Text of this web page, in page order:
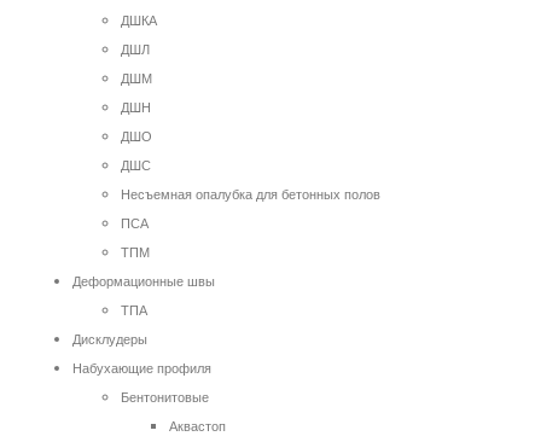
ДШКА
ДШЛ
ДШМ
ДШН
ДШО
ДШС
Несъемная опалубка для бетонных полов
ПСА
ТПМ
Деформационные швы
ТПА
Дисклудеры
Набухающие профиля
Бентонитовые
Аквастоп